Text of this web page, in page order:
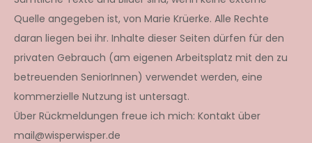
Quelle angegeben ist, von Marie Krüerke. Alle Rechte
daran liegen bei ihr. Inhalte dieser Seiten dürfen für den
privaten Gebrauch (am eigenen Arbeitsplatz mit den zu
betreuenden SeniorInnen) verwendet werden, eine
kommerzielle Nutzung ist untersagt.
Über Rückmeldungen freue ich mich: Kontakt über
mail@wisperwisper.de